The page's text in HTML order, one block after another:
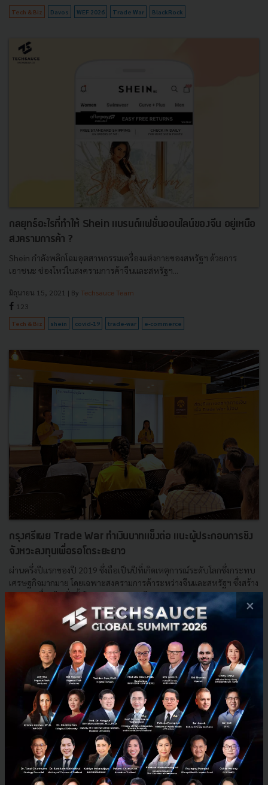
Tech & Biz Davos WEF 2026 Trade War BlackRock
กลยุทธ์อะไรที่ทำให้ Shein แบรนด์แฟชั่นออนไลน์ของจีน อยู่เหนือ
สงครามการค้า ?
Shein กำลังพลิกโฉมอุตสาหกรรมเครื่องแต่งกายของสหรัฐฯ ด้วยการ
เอาชนะ ช่องโหว่ในสงครามการค้าจีนและสหรัฐฯ...
มิถุนายน 15, 2021 | By Techsauce Team
123
Tech & Biz shein covid-19 trade-war e-commerce
กรุงศรีเผย Trade War ทำเงินบาทแข็งต่อ แนะผู้ประกอบการชิง
จังหวะลงทุนเพื่อรอโตระยะยาว
ผ่านครึ่งปีแรกของปี 2019 ซึ่งถือเป็นปีที่เกิดเหตุการณ์ระดับโลกซึ่งกระทบ
เศรษฐกิจมากมาย โดยเฉพาะสงครามการค้าระหว่างจีนและสหรัฐฯ ซึ่งสร้าง
แรงกระเพื่อมไปทั่วทั้งโลก ธนาคารกรุงศรีอยุธยา...
กรกฎาคม 4, 2019| ByTechsauce Team
Krungsri Economic Trade War
×